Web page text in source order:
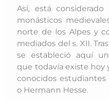
Así, está
monásticos
norte de los Alpes y
mediados del s. XII.
se estableció aquí
que todavía existe hoy
conocidos
o Hermann Hesse.